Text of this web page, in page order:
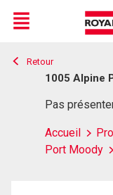
Live
En Direct
Menu
Retour
1005 Alpine
Pas
Accueil
Port Moody